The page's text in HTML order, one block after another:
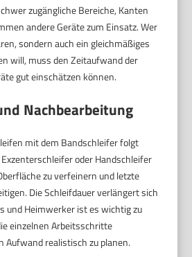
zugängliche Bereiche, Kanten
andere Geräte zum Einsatz. Wer
sondern auch ein gleichmäßiges
will, muss den Zeitaufwand der
gut einschätzen können.
Nachbearbeitung
mit dem Bandschleifer folgt
oder Handschleifer
zu verfeinern und letzte
Die Schleifdauer verlängert sich
und Heimwerker ist es wichtig zu
einzelnen Arbeitsschritte
Aufwand realistisch zu planen.